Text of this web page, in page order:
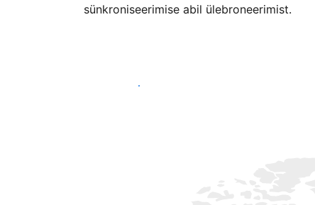
sünkroniseerimise abil ülebroneerimist.
Alusta juba täna